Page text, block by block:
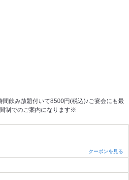
飲み放題付いて8500円(税込)♪ご宴会にも最
制でのご案内になります※
クーポンを見る